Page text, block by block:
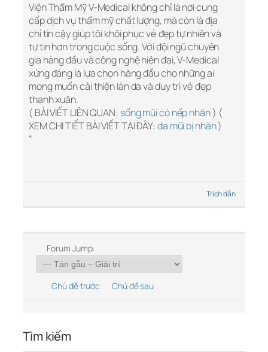
Viện Thẩm Mỹ V-Medical không chỉ là nơi cung
cấp dịch vụ thẩm mỹ chất lượng, mà còn là địa
chỉ tin cậy giúp tôi khôi phục vẻ đẹp tự nhiên và
tự tin hơn trong cuộc sống. Với đội ngũ chuyên
gia hàng đầu và công nghệ hiện đại, V-Medical
xứng đáng là lựa chọn hàng đầu cho những ai
mong muốn cải thiện làn da và duy trì vẻ đẹp
thanh xuân.
( BÀI VIẾT LIÊN QUAN: sống mũi có nếp nhăn) (
XEM CHI TIẾT BÀI VIẾT TẠI ĐÂY: da mũi bị nhăn)
“
Trích dẫn
Forum Jump:
Chủ đề trước Chủ đề sau
Tìm kiếm